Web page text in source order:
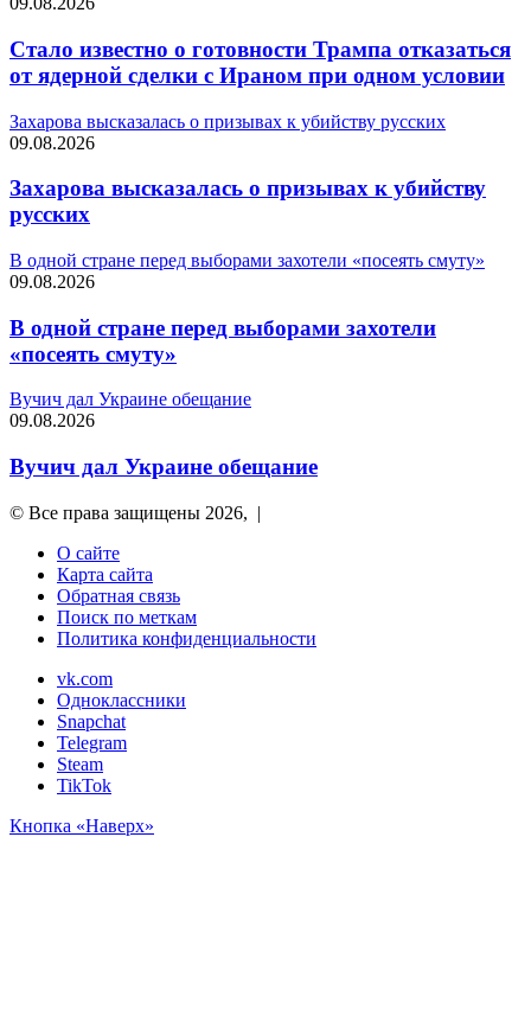
Стало известно о готовности Трампа отказаться
от ядерной сделки с Ираном при одном условии
Захарова высказалась о призывах к убийству русских
09.08.2026
Захарова высказалась о призывах к убийству
русских
В одной стране перед выборами захотели «посеять смуту»
09.08.2026
В одной стране перед выборами захотели
«посеять смуту»
Вучич дал Украине обещание
09.08.2026
Вучич дал Украине обещание
© Все права защищены 2026, |
О сайте
Карта сайта
Обратная связь
Поиск по меткам
Политика конфиденциальности
vk.com
Одноклассники
Snapchat
Telegram
Steam
TikTok
Кнопка «Наверх»